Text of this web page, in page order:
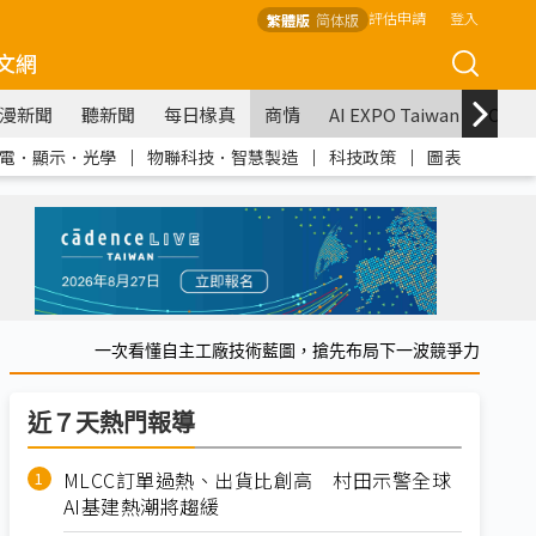
繁體版 简体版 評估申請 登入
網
漫新聞 聽新聞 每日椽真 商情 AI EXPO Taiwan
．顯示．光學 ｜ 物聯科技．智慧製造 ｜ 科技政策 ｜ 圖表
一次看懂自主工廠技術藍圖，搶先布局下一波競爭力
近７天熱門報導
MLCC訂單過熱、出貨比創高 村田示警全球
AI基建熱潮將趨緩